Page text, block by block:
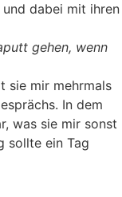
dabei mit ihren
gehen, wenn
sie mir mehrmals
In dem
was sie mir sonst
sollte ein Tag